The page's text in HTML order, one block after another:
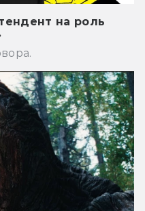
на роль